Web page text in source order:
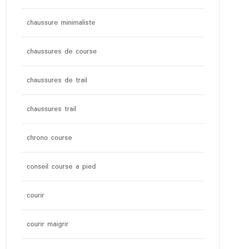
chaussure minimaliste
chaussures de course
chaussures de trail
chaussures trail
chrono course
conseil course a pied
courir
courir maigrir